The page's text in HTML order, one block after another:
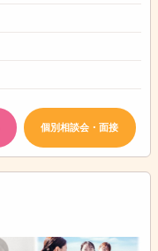
個別相談会・面接